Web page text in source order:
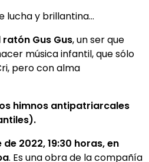
lucha y brillantina…
Gus Gus, un ser que
música infantil, que sólo
pero con alma
himnos antipatriarcales
2022, 19:30 horas, en
. Es una obra de la compañía